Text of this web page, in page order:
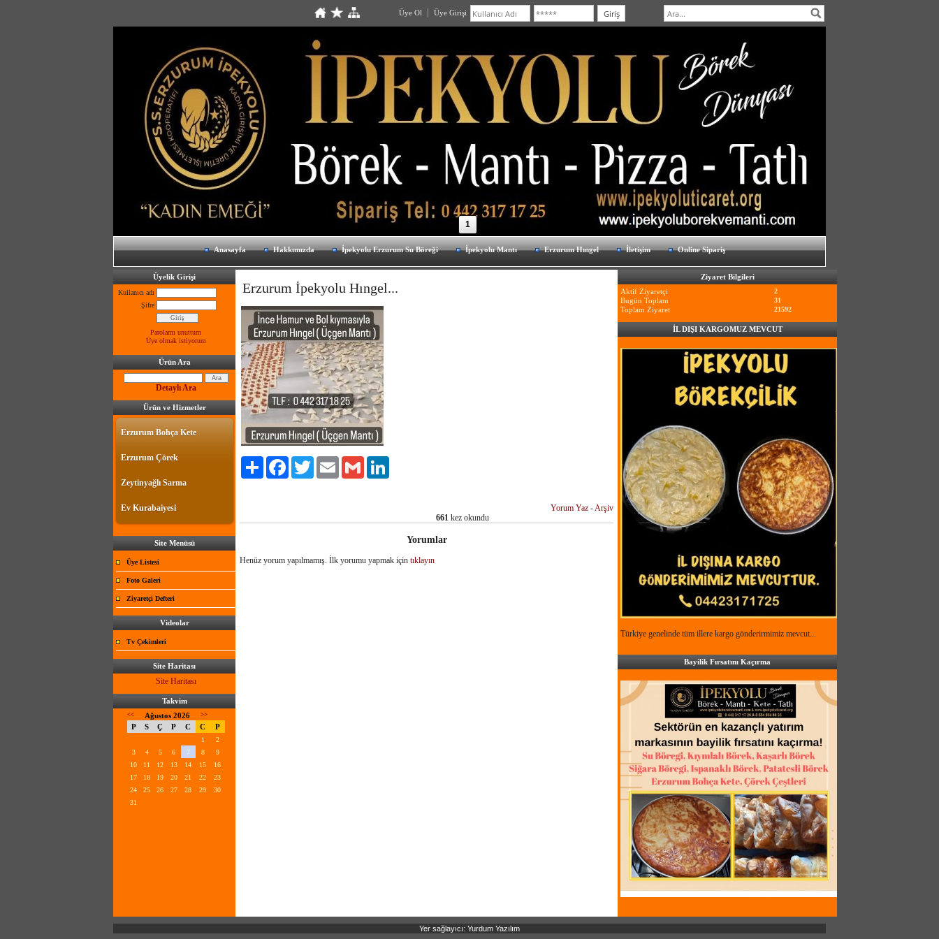
Üye Ol Üye Girişi
1
Anasayfa Hakkımızda İpekyolu Erzurum Su Böreği İpekyolu Mantı Erzurum Hıngel İletişim Online Sipariş
Üyelik Girişi
Kullanıcı adı
Şifre
Parolamı unuttum
Üye olmak istiyorum
Ürün Ara
Detaylı Ara
Ürün ve Hizmetler
Erzurum Bohça Kete
Erzurum Çörek
Zeytinyağlı Sarma
Ev Kurabaiyesi
Site Menüsü
Üye Listesi
Foto Galeri
Ziyaretçi Defteri
Videolar
Tv Çekimleri
Site Haritası
Site Haritası
Takvim
<< Ağustos 2026 >>
P S Ç P C C P
1
2
3
4 5 6 7 8
9
10
11 12 13 14 15
16
17
18 19 20 21 22
23
24
25 26 27 28 29
30
31
Erzurum İpekyolu Hıngel...
Paylaş FacebookTwitter Email Gmail
Yorum Yaz -Arşiv
661kez okundu
Yorumlar
Henüz yorum yapılmamış. İlk yorumu yapmak için tıklayın
Ziyaret Bilgileri
Aktif Ziyaretçi
2
Bugün Toplam 31
Toplam Ziyaret 21592
İL DIŞI KARGOMUZ MEVCUT
Türkiye genelinde tüm illere kargo gönderirmimiz mevcut...
Bayilik Fırsatını Kaçırma
Yer sağlayıcı: Yurdum Yazılım